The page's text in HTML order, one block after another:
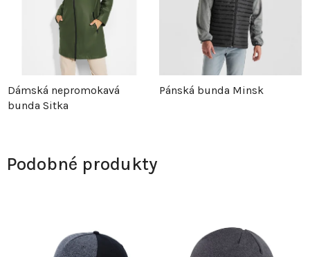
Dámská nepromokavá
bunda Sitka
Pánská bunda Minsk
Podobné produkty